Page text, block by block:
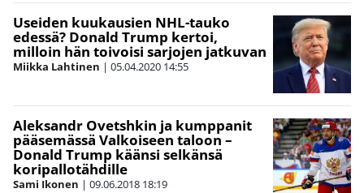
Useiden kuukausien NHL-tauko
edessä? Donald Trump kertoi,
milloin hän toivoisi sarjojen jatkuvan
Miikka Lahtinen | 05.04.2020 14:55
Aleksandr Ovetshkin ja kumppanit
pääsemässä Valkoiseen taloon –
Donald Trump käänsi selkänsä
koripallotähdille
Sami Ikonen | 09.06.2018 18:19